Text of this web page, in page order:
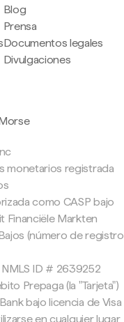
Blog
Prensa
Documentos legales
Divulgaciones
monetarios registrada
como CASP bajo
Financiële Markten
(número de registro
NMLS ID # 2639252
Prepaga (la "Tarjeta")
bajo licencia de Visa
en cualquier lugar